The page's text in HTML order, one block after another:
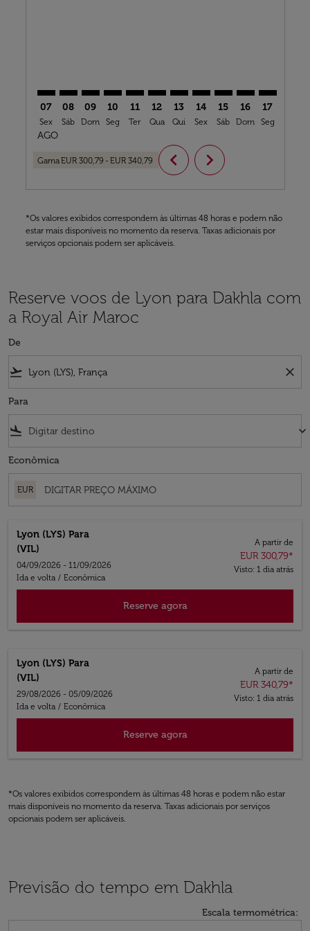
07
Sex
AGO
08
Sáb
09
Dom
10
Seg
11
Ter
12
Qua
13
Qui
14
Sex
15
Sáb
16
Dom
17
Seg
GamaEUR 300,79 -EUR 340,79 chevron_left chevron_right
*Os valores exibidos correspondem às últimas 48 horas e podem não
estar mais disponíveis no momento da reserva. Taxas adicionais por
serviços opcionais podem ser aplicáveis.
Reserve voos de Lyon para Dakhla com
a Royal Air Maroc
De
flight_takeoff close
Para
flight_land keyboard_arrow_down
Econômica
EUR
Lyon (LYS) Para
(VIL)
04/09/2026 - 11/09/2026
Ida e volta / Econômica
A partir de
EUR 300,79*
Visto: 1 dia atrás
Reserve agora
Lyon (LYS) Para
(VIL)
29/08/2026 - 05/09/2026
Ida e volta / Econômica
A partir de
EUR 340,79*
Visto: 1 dia atrás
Reserve agora
*Os valores exibidos correspondem às últimas 48 horas e podem não estar
mais disponíveis no momento da reserva. Taxas adicionais por serviços
opcionais podem ser aplicáveis.
Previsão do tempo em Dakhla
Escala termométrica: